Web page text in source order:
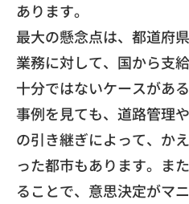
あります。
最大の懸念点は、都道府
業務に対して、 国から支
十分ではないケースがあ
事例を見ても、 道路管理
の引き継ぎによって、 か
った都市もあります。また
ることで、意思決定がマ